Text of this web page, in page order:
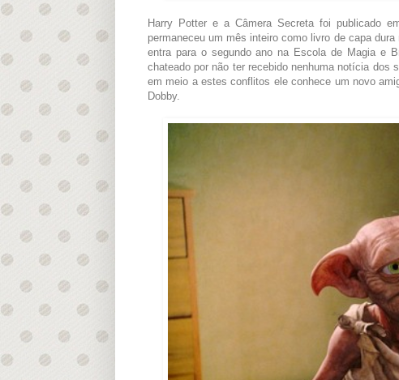
Harry Potter e a Câmera Secreta foi publicado
permaneceu um mês inteiro como livro de capa
entra para o segundo ano na Escola de Magia e
chateado por não ter recebido nenhuma notícia
em meio a estes conflitos ele conhece um novo
Dobby.